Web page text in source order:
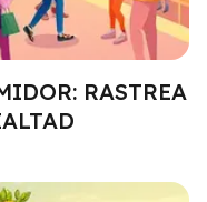
RASTREA